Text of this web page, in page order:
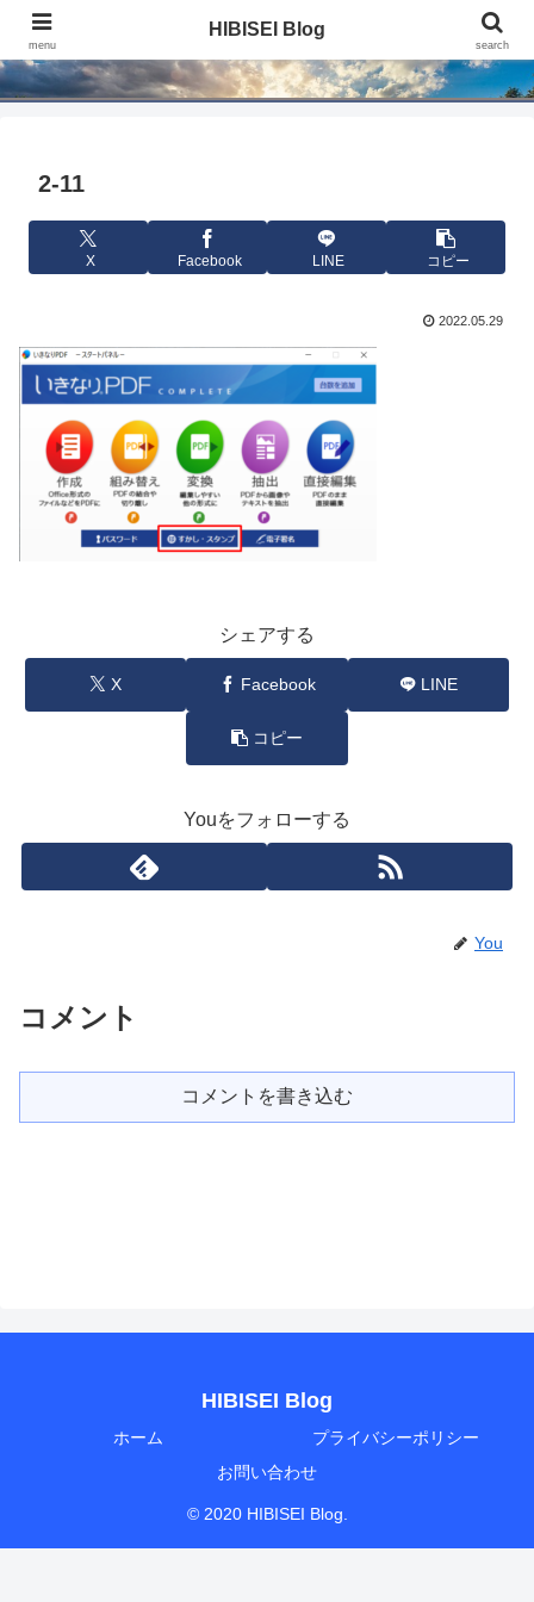
HIBISEI Blog
2-11
X Facebook LINE コピー
2022.05.29
シェアする
X Facebook LINE
コピー
Youをフォローする
You
コメント
コメントを書き込む
HIBISEI Blog
ホーム
プライバシーポリシー
お問い合わせ
© 2020 HIBISEI Blog.
menu
HIBISEI Blog
search